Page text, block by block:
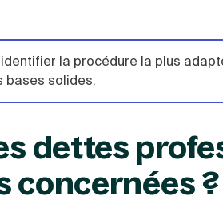
la procédure la plus
bases solides.
dettes
concernées ?